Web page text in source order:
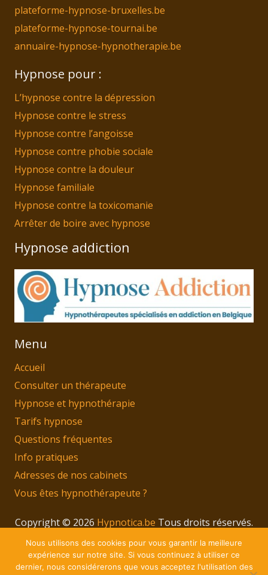
plateforme-hypnose-bruxelles.be
plateforme-hypnose-tournai.be
annuaire-hypnose-hypnotherapie.be
Hypnose pour :
L’hypnose contre la dépression
Hypnose contre le stress
Hypnose contre l’angoisse
Hypnose contre phobie sociale
Hypnose contre la douleur
Hypnose familiale
Hypnose contre la toxicomanie
Arrêter de boire avec hypnose
Hypnose addiction
Menu
Accueil
Consulter un thérapeute
Hypnose et hypnothérapie
Tarifs hypnose
Questions fréquentes
Info pratiques
Adresses de nos cabinets
Vous êtes hypnothérapeute ?
Copyright © 2026 Hypnotica.be Tous droits réservés.
Privium – Des services qui soutiennent vos soins.
Pour psychologues, psychotherapeutes et
Nous utilisons des cookies pour vous garantir la meilleure
expérience sur notre site. Si vous continuez à utiliser ce
dernier, nous considérerons que vous acceptez l'utilisation des